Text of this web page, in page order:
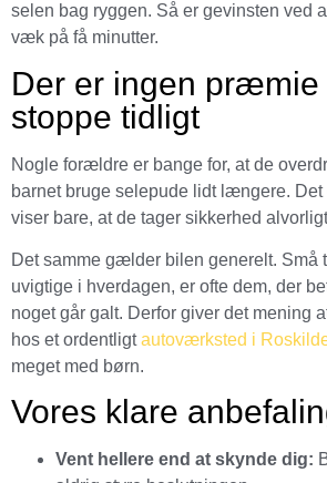
selen bag ryggen. Så er gevinsten ved
væk på få minutter.
Der er ingen præmie
stoppe tidligt
Nogle forældre er bange for, at de
barnet bruge selepude lidt længere.
viser bare, at de tager sikkerhed
Det samme gælder bilen generelt. Små
uvigtige i hverdagen, er ofte dem, der
noget går galt. Derfor giver det mening
hos et ordentligtautoværksted i
meget med børn.
Vores klare
Vent hellere end at skynde dig: